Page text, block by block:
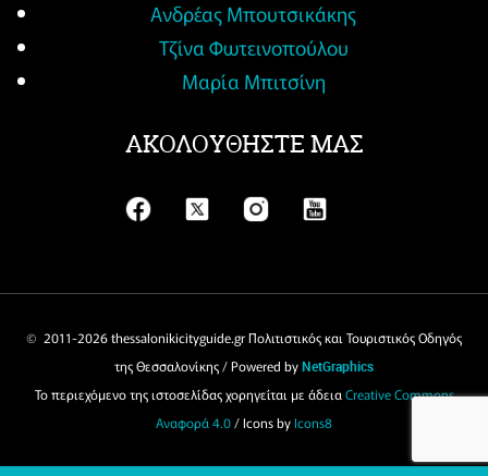
Ανδρέας Μπουτσικάκης
Τζίνα Φωτεινοπούλου
Μαρία Μπιτσίνη
ΑΚΟΛΟΥΘΗΣΤΕ ΜΑΣ
© 2011-2026 thessalonikicityguide.gr Πολιτιστικός και Τουριστικός Οδηγός
της Θεσσαλονίκης / Powered byNetGraphics
Το περιεχόμενο της ιστοσελίδας χορηγείται με άδεια Creative Commons
Αναφορά 4.0/ Icons byIcons8